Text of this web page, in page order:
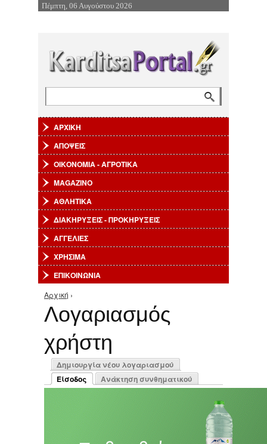
Επιστροφή στην Πλοήγηση
Πέμπτη, 06 Αυγούστου 2026
ΑΡΧΙΚΗ
ΑΠΟΨΕΙΣ
ΟΙΚΟΝΟΜΙΑ - ΑΓΡΟΤΙΚΑ
MAGAZINO
ΑΘΛΗΤΙΚΑ
ΔΙΑΚΗΡΥΞΕΙΣ - ΠΡΟΚΗΡΥΞΕΙΣ
ΑΓΓΕΛΙΕΣ
ΧΡΗΣΙΜΑ
ΕΠΙΚΟΙΝΩΝΙΑ
Είστε εδώ
Αρχική ›
Λογαριασμός
χρήστη
Πρωτεύουσες καρτέλες
Δημιουργία νέου λογαριασμού
Είσοδος
(ενεργή καρτέλα)
Ανάκτηση συνθηματικού